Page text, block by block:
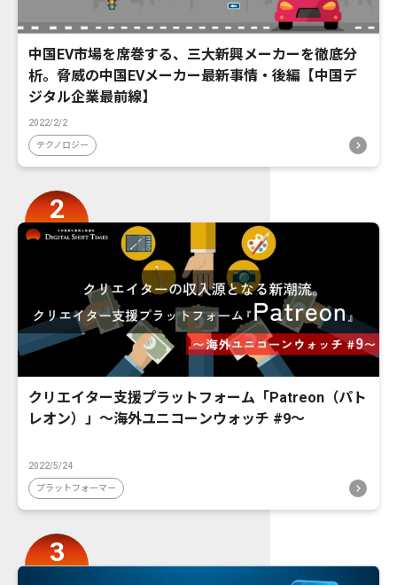
中国EV市場を席巻する、三大新興メーカーを徹底分
析。脅威の中国EVメーカー最新事情・後編【中国デ
ジタル企業最前線】
2022/2/2
テクノロジー
クリエイター支援プラットフォーム「Patreon（パト
レオン）」〜海外ユニコーンウォッチ #9〜
2022/5/24
プラットフォーマー